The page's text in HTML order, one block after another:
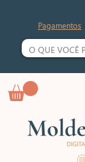
Pagamentos